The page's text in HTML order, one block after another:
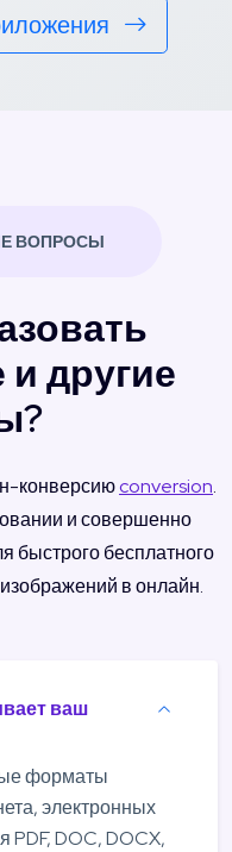
ВОПРОСЫ
другие
конверсиюconversion.
и совершенно
быстрого бесплатного
в онлайн.
ваш
форматы
электронных
PDF, DOC, DOCX,